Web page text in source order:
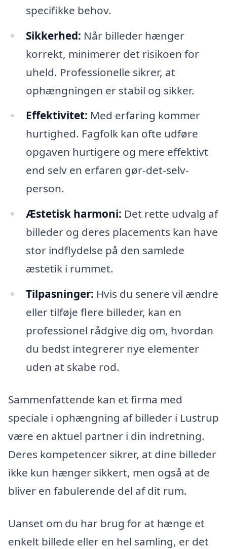
specifikke behov.
Sikkerhed: Når billeder hænger
korrekt, minimerer det risikoen for
uheld. Professionelle sikrer, at
ophængningen er stabil og sikker.
Effektivitet: Med erfaring kommer
hurtighed. Fagfolk kan ofte udføre
opgaven hurtigere og mere effektivt
end selv en erfaren gør-det-selv-
person.
Æstetisk harmoni: Det rette udvalg af
billeder og deres placements kan have
stor indflydelse på den samlede
æstetik i rummet.
Tilpasninger: Hvis du senere vil ændre
eller tilføje flere billeder, kan en
professionel rådgive dig om, hvordan
du bedst integrerer nye elementer
uden at skabe rod.
Sammenfattende kan et firma med
speciale i ophængning af billeder i Lustrup
være en aktuel partner i din indretning.
Deres kompetencer sikrer, at dine billeder
ikke kun hænger sikkert, men også at de
bliver en fabulerende del af dit rum.
Uanset om du har brug for at hænge et
enkelt billede eller en hel samling, er det